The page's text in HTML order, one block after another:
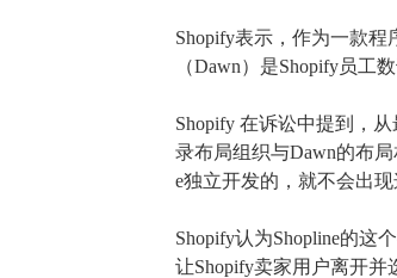
Shopify表示，作为一款
（Dawn）是Shopify员工
Shopify 在诉讼中提到，
录布局组织与Dawn的布
e独立开发的，就不会出现
Shopify认为Shopline的这
让Shopify卖家用户离开并